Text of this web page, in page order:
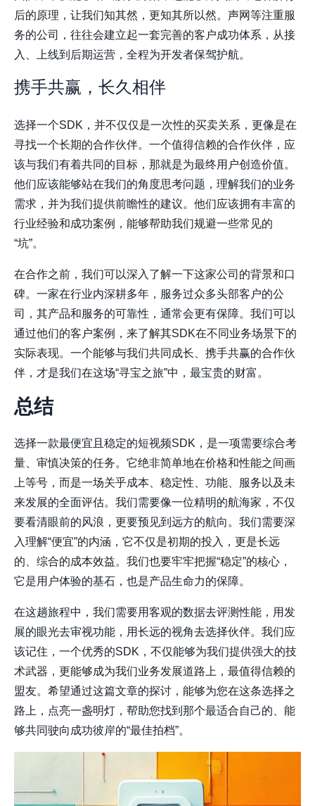
后的原理，让我们知其然，更知其所以然。声网等注重服
务的公司，往往会建立起一套完善的客户成功体系，从接
入、上线到后期运营，全程为开发者保驾护航。
携手共赢，长久相伴
选择一个SDK，并不仅仅是一次性的买卖关系，更像是在
寻找一个长期的合作伙伴。一个值得信赖的合作伙伴，应
该与我们有着共同的目标，那就是为最终用户创造价值。
他们应该能够站在我们的角度思考问题，理解我们的业务
需求，并为我们提供前瞻性的建议。他们应该拥有丰富的
行业经验和成功案例，能够帮助我们规避一些常见的
“坑”。
在合作之前，我们可以深入了解一下这家公司的背景和口
碑。一家在行业内深耕多年，服务过众多头部客户的公
司，其产品和服务的可靠性，通常会更有保障。我们可以
通过他们的客户案例，来了解其SDK在不同业务场景下的
实际表现。一个能够与我们共同成长、携手共赢的合作伙
伴，才是我们在这场“寻宝之旅”中，最宝贵的财富。
总结
选择一款最便宜且稳定的短视频SDK，是一项需要综合考
量、审慎决策的任务。它绝非简单地在价格和性能之间画
上等号，而是一场关乎成本、稳定性、功能、服务以及未
来发展的全面评估。我们需要像一位精明的航海家，不仅
要看清眼前的风浪，更要预见到远方的航向。我们需要深
入理解“便宜”的内涵，它不仅是初期的投入，更是长远
的、综合的成本效益。我们也要牢牢把握“稳定”的核心，
它是用户体验的基石，也是产品生命力的保障。
在这趟旅程中，我们需要用客观的数据去评测性能，用发
展的眼光去审视功能，用长远的视角去选择伙伴。我们应
该记住，一个优秀的SDK，不仅能够为我们提供强大的技
术武器，更能够成为我们业务发展道路上，最值得信赖的
盟友。希望通过这篇文章的探讨，能够为您在这条选择之
路上，点亮一盏明灯，帮助您找到那个最适合自己的、能
够共同驶向成功彼岸的“最佳拍档”。